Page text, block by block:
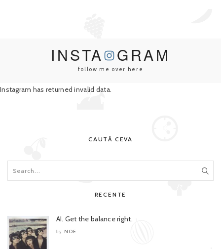
INSTA GRAM
follow me over here
Instagram has returned invalid data.
CAUTĂ CEVA
RECENTE
AI. Get the balance right.
by NOE